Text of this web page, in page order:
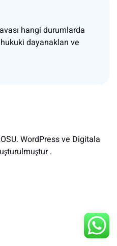
hangi durumlarda
dayanakları ve
WordPress ve Digitala
.